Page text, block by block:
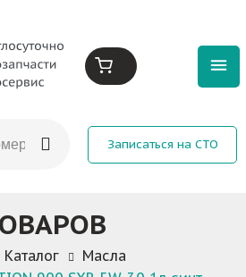
Записаться на СТО
Каталог
Масла